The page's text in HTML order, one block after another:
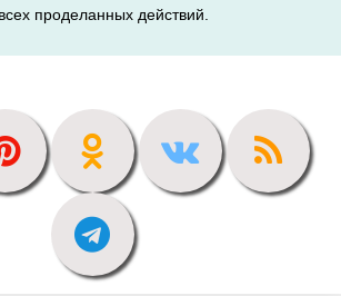
проделанных действий.